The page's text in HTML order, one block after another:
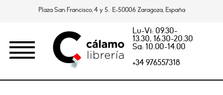
Plaza San Francisco, 4 y 5. E-50006 Zaragoza, España
Lu-Vi: 09.30-
13.30, 16.30-20.30
Sa: 10.00-14.00
+34 976557318